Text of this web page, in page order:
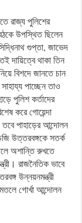
রাজ্য পুলিশের
উপস্থিত ছিলেন
গুপ্তা, জাভেদ
দায়িত্বে থাকা তিন
বিশদে জানতে চান
পাচ্ছেন তাও
পুলিশ কর্তাদের
করে গোয়েন্দা
তবে পাহাড়ের আন্দোলন
উত্তরবঙ্গকে সতর্ক
অশান্তি রুখতে
রাজনৈতিক ভাবে
উন্নয়নমন্ত্রী
গোর্খা আন্দোলন